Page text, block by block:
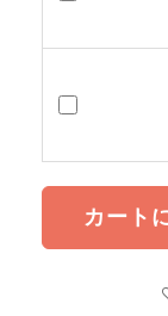
カート